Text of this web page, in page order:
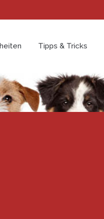
Tipps & Tricks